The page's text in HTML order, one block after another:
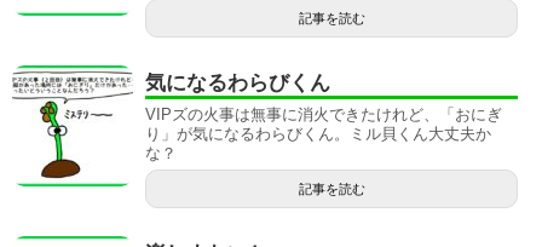
記事を読む
気になるわらびくん
VIPズの火事は無事に消火できたけれど、「おにぎ
り」が気になるわらびくん。ミル貝くん大丈夫か
な？
記事を読む